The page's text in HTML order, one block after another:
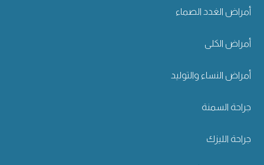
أمراض الغدد الصماء
أمراض الكلى
أمراض النساء والتوليد
جراحة السمنة
جراحة الليزك